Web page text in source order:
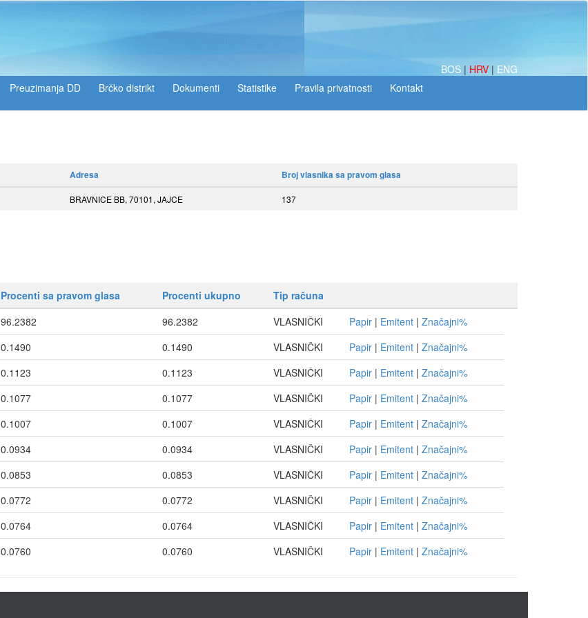
BOS | HRV | ENG
Preuzimanja DD Brčko distrikt Dokumenti Statistike
Adresa Broj vlasnika sa pravom glasa
BRAVNICE BB, 70101, JAJCE 137
Procenti sa pravom glasa Procenti ukupno
Tip računa
96.2382 96.2382 VLASNIČKI Papir | Emitent | Značajni%
0.1490 0.1490 VLASNIČKI Papir | Emitent | Značajni%
0.1123 0.1123 VLASNIČKI Papir | Emitent | Značajni%
0.1077 0.1077 VLASNIČKI Papir | Emitent | Značajni%
0.1007 0.1007 VLASNIČKI Papir | Emitent | Značajni%
0.0934 0.0934 VLASNIČKI Papir | Emitent | Značajni%
0.0853 0.0853 VLASNIČKI Papir | Emitent | Značajni%
0.0772 0.0772 VLASNIČKI Papir | Emitent | Značajni%
0.0764 0.0764 VLASNIČKI Papir | Emitent | Značajni%
0.0760 0.0760 VLASNIČKI Papir | Emitent | Značajni%